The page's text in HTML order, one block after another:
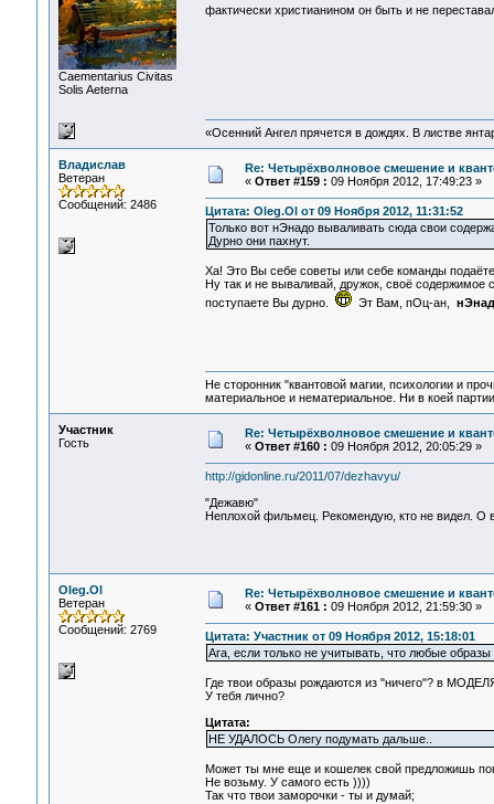
Сaementarius Civitas
Solis Aeterna
фактически христианином он быть и не
«Осенний Ангел прячется в дождях. В листве
Владислав
Ветеран
Сообщений: 2486
Re: Четырёхволновое смешение и
« Ответ #159 : 09 Ноября 2012, 17:49:23 »
Цитата: Oleg.Ol от 09 Ноября 2012, 11:31:52
Только вот нЭнадо вываливать сюда свои
Дурно они пахнут.
Ха! Это Вы себе советы или себе команды
Ну так и не вываливай, дружок, своё содержимое
поступаете Вы дурно.
Эт Вам, пОц-ан,
Не сторонник "квантовой магии, психологии и
материальное и нематериальное. Ни в коей
Участник
Гость
Re: Четырёхволновое смешение и
« Ответ #160 : 09 Ноября 2012, 20:05:29 »
http://gidonline.ru/2011/07/dezhavyu/
"Дежавю"
Неплохой фильмец. Рекомендую, кто не видел. О
Oleg.Ol
Ветеран
Сообщений: 2769
Re: Четырёхволновое смешение и
« Ответ #161 : 09 Ноября 2012, 21:59:30 »
Цитата: Участник от 09 Ноября 2012, 15:18:01
Ага, если только не учитывать, что любые
Где твои образы рождаются из "ничего"? в
У тебя лично?
Цитата:
НЕ УДАЛОСЬ Олегу подумать дальше..
Может ты мне еще и кошелек свой предложишь
Не возьму. У самого есть ))))
Так что твои заморочки - ты и думай;